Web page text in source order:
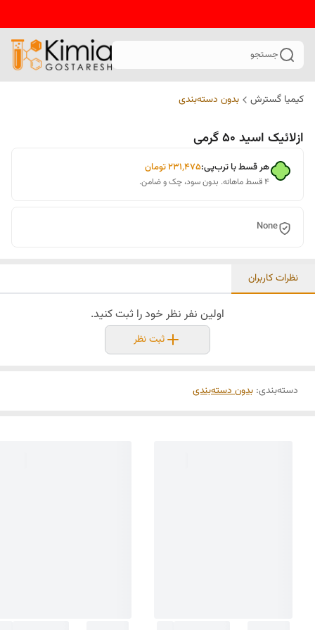
جستجو
کیمیا گسترش بدون دسته‌بندی
ازلائیک اسید 50 گرمی
هر قسط با ترب‌پی:۲۳۱٬۴۷۵تومان
۴ قسط ماهانه. بدون سود، چک و ضامن.
None
نظرات کاربران
اولین نفر نظر خود را ثبت کنید.
ثبت نظر
دسته‌بندی: بدون دسته‌بندی